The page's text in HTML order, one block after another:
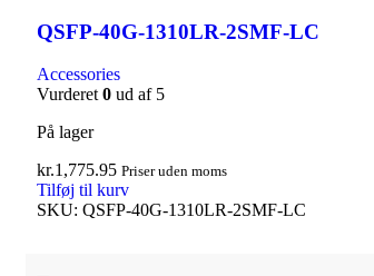
QSFP-40G-1310LR-2SMF-LC
Accessories
Vurderet0 ud af 5
På lager
kr.1,775.95 Priser uden moms
Tilføj til kurv
SKU: QSFP-40G-1310LR-2SMF-LC